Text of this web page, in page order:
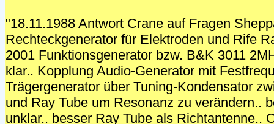
"18.11.1988 Antwort Crane auf Fragen
Rechteckgenerator für Elektroden und Rife
2001 Funktionsgenerator bzw. B&K 3011
klar.. Kopplung Audio-Generator mit
Trägergenerator über Tuning-Kondensator
und Ray Tube um Resonanz zu verändern..
unklar.. besser Ray Tube als Richtantenne..